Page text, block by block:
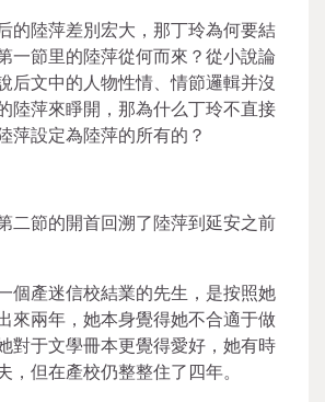
的陸萍差別宏大，那丁玲為何要結
一節里的陸萍從何而來？從小說論
后文中的人物性情、情節邏輯并沒
陸萍來睜開，那為什么丁玲不直接
萍設定為陸萍的所有的？
二節的開首回溯了陸萍到延安之前
個產迷信校結業的先生，是按照她
來兩年，她本身覺得她不合適于做
對于文學冊本更覺得愛好，她有時
，但在產校仍整整住了四年。